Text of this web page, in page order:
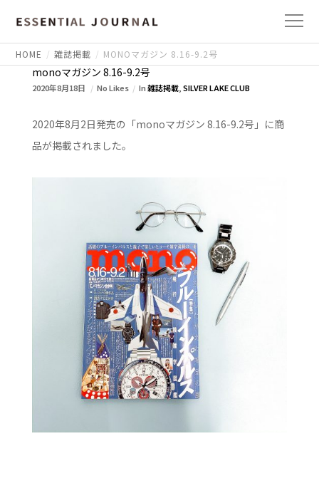
HOME 雑誌掲載 MONOマガジン 8.16-9.2号
monoマガジン 8.16-9.2号
2020年8月18日 No Likes In雑誌掲載, SILVER LAKE CLUB
2020年8月2日発売の「monoマガジン 8.16-9.2号」に商
品が掲載されました。